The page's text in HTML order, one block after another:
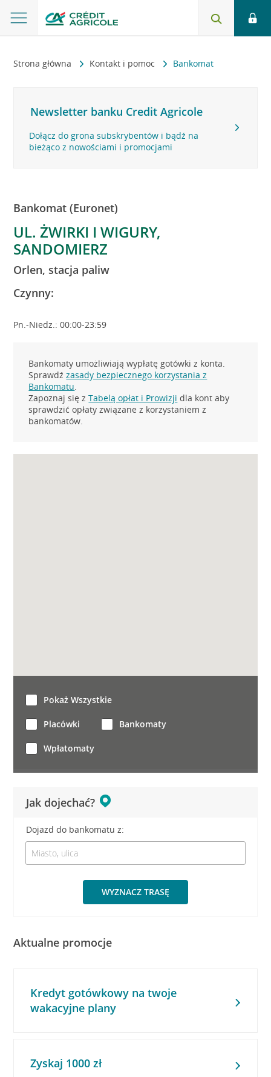
Strona główna Kontakt i pomoc Bankomat
Newsletter banku Credit Agricole
Dołącz do grona subskrybentów i bądź na
bieżąco z nowościami i promocjami
Bankomat (Euronet)
UL. ŻWIRKI I WIGURY,
SANDOMIERZ
Orlen, stacja paliw
Czynny:
Pn.-Niedz.: 00:00-23:59
Bankomaty umożliwiają wypłatę gotówki z konta.
Sprawdźzasady bezpiecznego korzystania z
Bankomatu.
Zapoznaj się zTabelą opłat i Prowizji dla kont aby
sprawdzić opłaty związane z korzystaniem z
bankomatów.
Jak dojechać?
Dojazd do bankomatu z:
WYZNACZ TRASĘ
Pokaż Wszystkie
Placówki Bankomaty
Wpłatomaty
Aktualne promocje
Kredyt gotówkowy na twoje
wakacyjne plany
Zyskaj 1000 zł